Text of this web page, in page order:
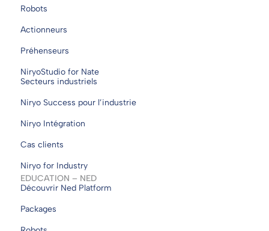
Robots
Actionneurs
Préhenseurs
NiryoStudio for Nate
Secteurs industriels
Niryo Success pour l’industrie
Niryo Intégration
Cas clients
Niryo for Industry
EDUCATION – NED
Découvrir Ned Platform
Packages